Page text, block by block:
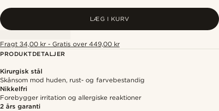
LÆG I KURV
Fragt 34,00 kr - Gratis over 449,00 kr
PRODUKTDETALJER
Kirurgisk stål
Skånsom mod huden, rust- og farvebestandig
Nikkelfri
Forebygger irritation og allergiske reaktioner
2 års garanti